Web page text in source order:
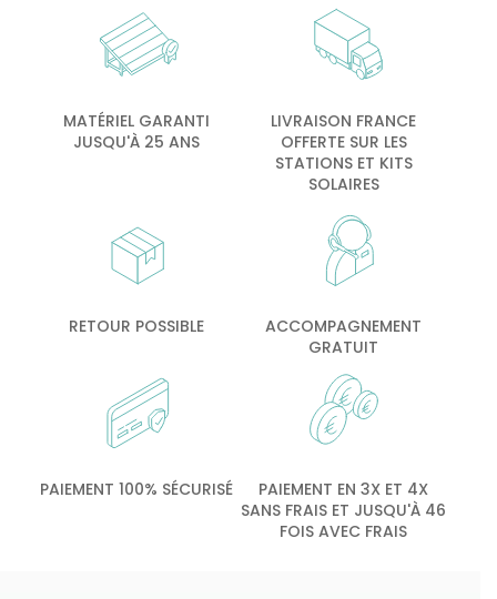
MATÉRIEL GARANTI
JUSQU'À 25 ANS
LIVRAISON FRANCE
OFFERTE SUR LES
STATIONS ET KITS
SOLAIRES
RETOUR POSSIBLE
ACCOMPAGNEMENT
GRATUIT
PAIEMENT 100% SÉCURISÉ
PAIEMENT EN 3X ET 4X
SANS FRAIS ET JUSQU'À 46
FOIS AVEC FRAIS